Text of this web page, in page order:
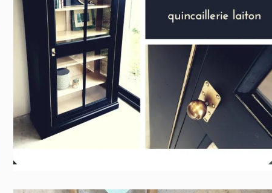
Vitrine crème et noir
Contemporain